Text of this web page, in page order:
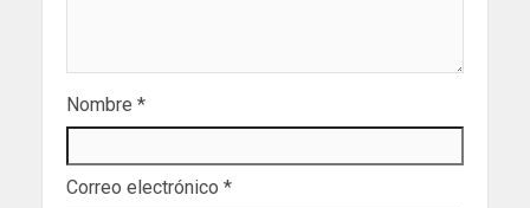
Nombre *
Correo electrónico *